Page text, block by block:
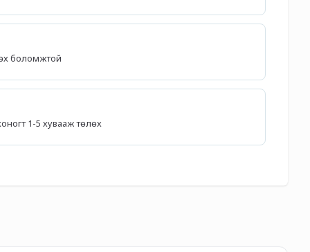
боломжтой
хоногт 1-5 хувааж төлөх